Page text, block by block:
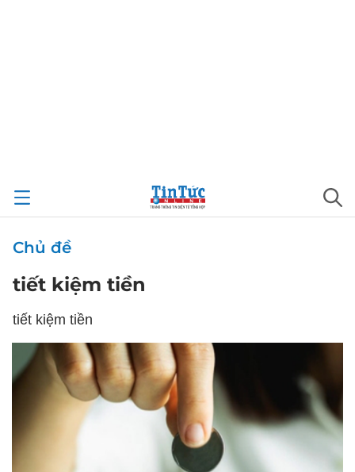
Chủ đề
tiết kiệm tiền
tiết kiệm tiền